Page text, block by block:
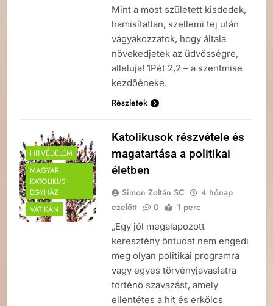
Mint a most született kisdedek,
hamisítatlan, szellemi tej után
vágyakozzatok, hogy általa
növekedjetek az üdvösségre,
alleluja! 1Pét 2,2 – a szentmise
kezdőéneke.
Részletek
HITVÉDELEM
MAGYAR
KATOLIKUS
EGYHÁZ
VATIKÁN
Katolikusok részvétele és
magatartása a politikai
életben
Simon Zoltán SC
4 hónap
ezelőtt
0 1 perc
„Egy jól megalapozott
keresztény öntudat nem engedi
meg olyan politikai programra
vagy egyes törvényjavaslatra
történő szavazást, amely
ellentétes a hit és erkölcs